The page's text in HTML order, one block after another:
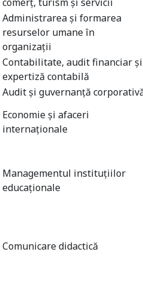
Administrarea şi formarea
resurselor umane în
organizaţii
Contabilitate, audit financiar și
expertiză contabilă
Audit și guvernanță
Economie şi afaceri
internaționale
Managementul instituţiilor
educaţionale
Comunicare didactică